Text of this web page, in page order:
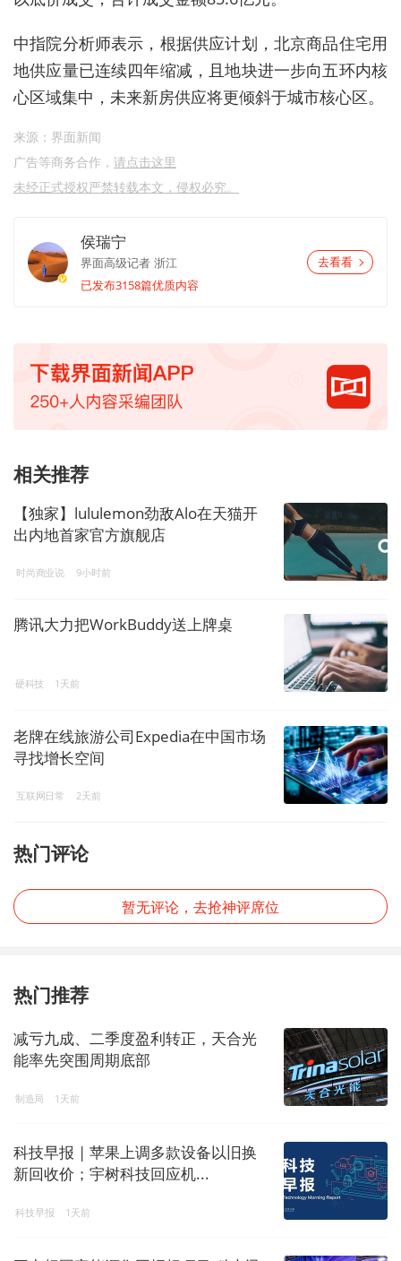
中指院分析师表示，根据供应计划，北京商品住宅用
地供应量已连续四年缩减，且地块进一步向五环内核
心区域集中，未来新房供应将更倾斜于城市核心区。
来源：界面新闻
广告等商务合作， 请点击这里
未经正式授权严禁转载本文，侵权必究。
侯瑞宁
界面高级记者 浙江
已发布3158篇优质内容
去看看
相关推荐
【独家】lululemon劲敌Alo在天猫开
出内地首家官方旗舰店
时尚商业说 9小时前
腾讯大力把WorkBuddy送上牌桌
硬科技 1天前
老牌在线旅游公司Expedia在中国市场
寻找增长空间
互联网日常 2天前
热门评论
暂无评论，去抢神评席位
热门推荐
减亏九成、二季度盈利转正，天合光
能率先突围周期底部
制造局 1天前
科技早报 | 苹果上调多款设备以旧换
新回收价；宇树科技回应机...
科技早报 1天前